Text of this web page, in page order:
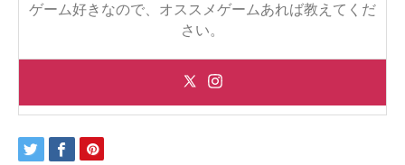
ゲーム好きなので、オススメゲームあれば教えてくだ
さい。